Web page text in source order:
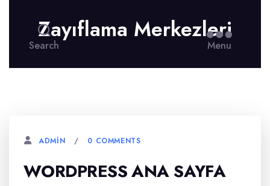
Search
Zayıflama Merkezleri
Menu
ADMIN 0 COMMENTS
WORDPRESS ANA SAYFA